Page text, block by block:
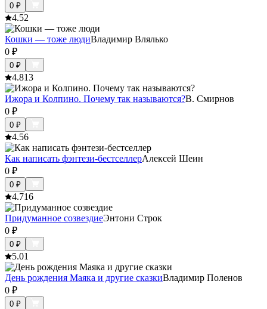
0 ₽
4.52
Кошки — тоже людиВладимир Влялько
0 ₽
0 ₽
4.813
Ижора и Колпино. Почему так называются?В. Смирнов
0 ₽
0 ₽
4.56
Как написать фэнтези-бестселлерАлексей Шеин
0 ₽
0 ₽
4.716
Придуманное созвездиеЭнтони Строк
0 ₽
0 ₽
5.01
День рождения Маяка и другие сказкиВладимир Поленов
0 ₽
0 ₽